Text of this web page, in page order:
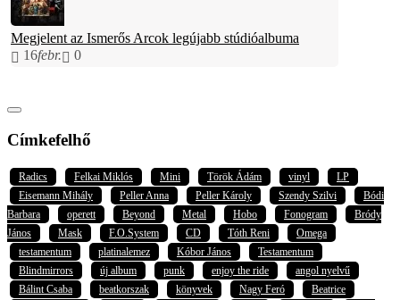
Megjelent az Ismerős Arcok legújabb stúdióalbuma
16febr. 0
Címkefelhő
Radics Felkai Miklós Mini Török Ádám vinyl
LP
Eisemann Mihály
Peller Anna Peller Károly Szendy Szilvi
Bódi
Barbara
operett Beyond Metal Hobo Fonogram
Bródy
János
Mask F.O.System CD Tóth Reni
Omega
testamentum
platinalemez Kóbor János
Testamentum
Blindmirrors
új album punk enjoy the ride
angol nyelvű
Bálint Csaba
beatkorszak könyvek Nagy Feró
Beatrice